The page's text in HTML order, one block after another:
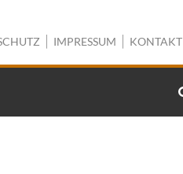
IMPRESSUM KONTAKT